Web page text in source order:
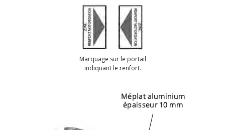
Marquage sur le portail
indiquant le renfort.